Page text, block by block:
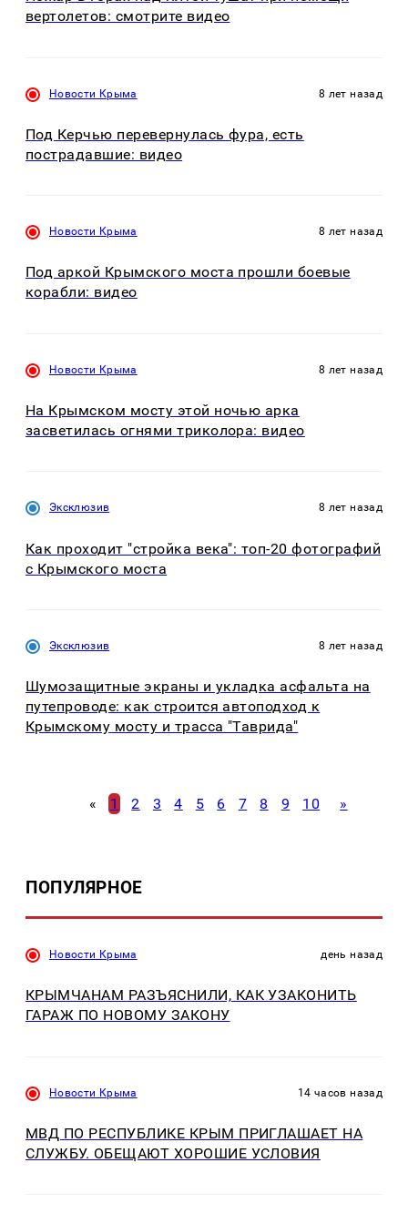
вертолетов: смотрите видео
Новости Крыма 8 лет назад
Под Керчью перевернулась фура, есть
пострадавшие: видео
Новости Крыма 8 лет назад
Под аркой Крымского моста‍ прошли боевые
корабли: видео
Новости Крыма 8 лет назад
На Крымском мосту этой ночью арка
засветилась огнями триколора: видео
Эксклюзив 8 лет назад
Как проходит "стройка века": топ-20 фотографий
с Крымского моста
Эксклюзив 8 лет назад
Шумозащитные экраны и укладка асфальта на
путепроводе: как строится автоподход к
Крымскому мосту и трасса "Таврида"
« 1 2 3 4 5 6 7 8 9 10 »
ПОПУЛЯРНОЕ
Новости Крыма день назад
КРЫМЧАНАМ РАЗЪЯСНИЛИ, КАК УЗАКОНИТЬ
ГАРАЖ ПО НОВОМУ ЗАКОНУ
Новости Крыма 14 часов назад
МВД ПО РЕСПУБЛИКЕ КРЫМ ПРИГЛАШАЕТ НА
СЛУЖБУ. ОБЕЩАЮТ ХОРОШИЕ УСЛОВИЯ